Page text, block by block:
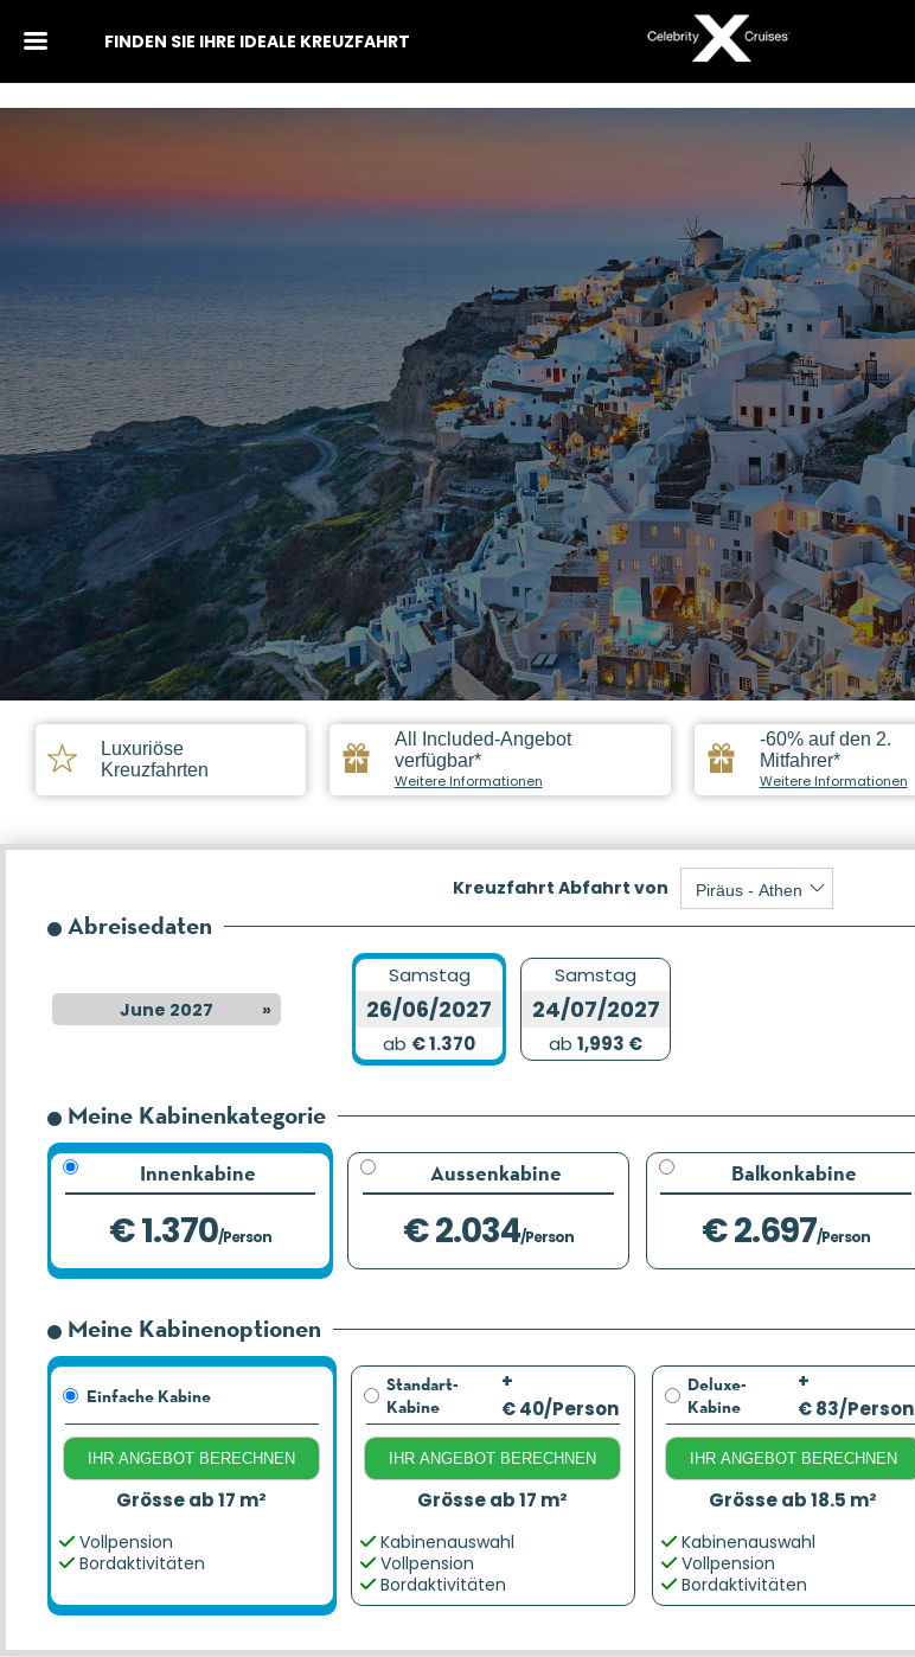
FINDEN SIE IHRE IDEALE KREUZFAHRT
Luxuriöse
Kreuzfahrten
All Included-Angebot
verfügbar*
Weitere Informationen
-60% auf den 2.
Mitfahrer*
Weitere Informationen
Kreuzfahrt Abfahrt von
Abreisedaten
June 2027 »
Samstag
26/06/2027
ab € 1.370
Samstag
24/07/2027
ab1,993 €
Meine Kabinenkategorie
Innenkabine
€ 1.370/Person
Aussenkabine
€ 2.034/Person
Balkonkabine
€ 2.697/Person
Meine Kabinenoptionen
Einfache Kabine
IHR ANGEBOT BERECHNEN
Grösse ab 17 m²
Vollpension
Bordaktivitäten
Standart-
Kabine
+
€ 40/Person
IHR ANGEBOT BERECHNEN
Grösse ab 17 m²
Kabinenauswahl
Vollpension
Bordaktivitäten
Deluxe-
Kabine
+
€ 83/Person
IHR ANGEBOT BERECHNEN
Grösse ab 18.5 m²
Kabinenauswahl
Vollpension
Bordaktivitäten